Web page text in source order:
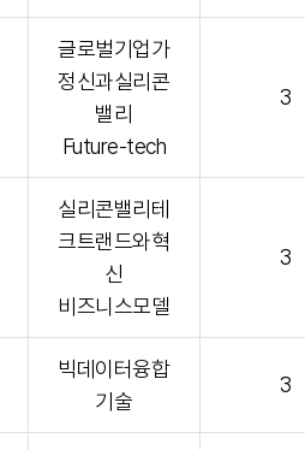
글로벌기업가
정신과실리콘
밸리
Future-tech
3
실리콘밸리테
크트랜드와혁
신
비즈니스모델
3
빅데이터융합
기술
3